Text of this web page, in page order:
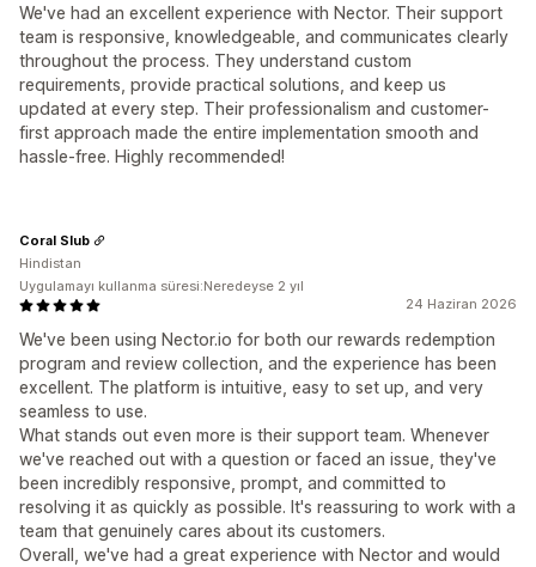
We've had an excellent experience with Nector. Their support
team is responsive, knowledgeable, and communicates clearly
throughout the process. They understand custom
requirements, provide practical solutions, and keep us
updated at every step. Their professionalism and customer-
first approach made the entire implementation smooth and
hassle-free. Highly recommended!
24 Haziran 2026
We've been using Nector.io for both our rewards redemption
program and review collection, and the experience has been
excellent. The platform is intuitive, easy to set up, and very
seamless to use.
What stands out even more is their support team. Whenever
we've reached out with a question or faced an issue, they've
been incredibly responsive, prompt, and committed to
resolving it as quickly as possible. It's reassuring to work with a
team that genuinely cares about its customers.
Overall, we've had a great experience with Nector and would
Coral Slub
Hindistan
Uygulamayı kullanma süresi:Neredeyse 2 yıl